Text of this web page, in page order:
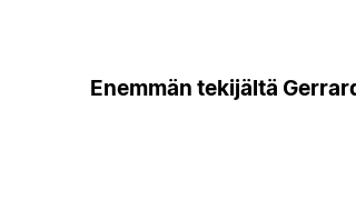
Enemmän tekijältä